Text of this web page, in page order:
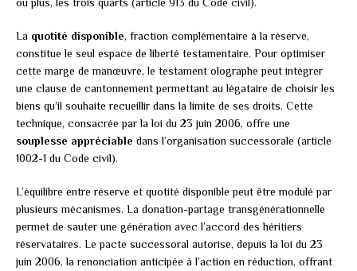
La quotité disponible, fraction complémentaire à la réserve,
constitue le seul espace de liberté testamentaire. Pour optimiser
cette marge de manœuvre, le testament olographe peut intégrer
une clause de cantonnement permettant au légataire de choisir les
biens qu’il souhaite recueillir dans la limite de ses droits. Cette
technique, consacrée par la loi du 23 juin 2006, offre une
souplesse appréciable dans l’organisation successorale (article
1002-1 du Code civil).
L’équilibre entre réserve et quotité disponible peut être modulé par
plusieurs mécanismes. La donation-partage transgénérationnelle
permet de sauter une génération avec l’accord des héritiers
réservataires. Le pacte successoral autorise, depuis la loi du 23
juin 2006, la renonciation anticipée à l’action en réduction, offrant